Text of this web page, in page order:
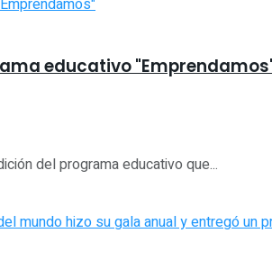
educativo
del programa educativo que...